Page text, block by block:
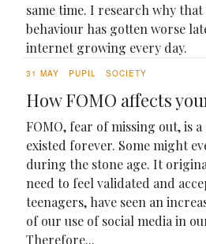
same time. I research why
behaviour has gotten worse
internet growing every day.
31 MAY PUPIL SOCIETY
How FOMO affects
FOMO, fear of missing out, is
existed forever. Some might
during the stone age. It
need to feel validated and
teenagers, have seen an
of our use of social media in
Therefore...